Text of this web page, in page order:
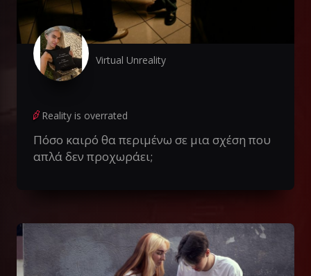
Virtual Unreality
Reality is overrated
Πόσο καιρό θα περιμένω σε μια σχέση που
απλά δεν προχωράει;